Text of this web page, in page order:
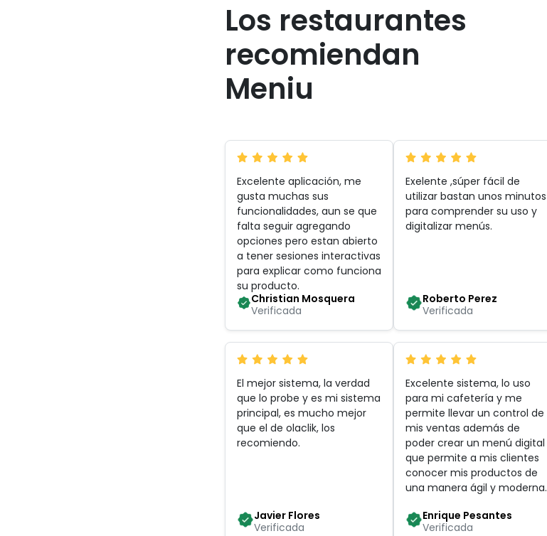
Los restaurantes
recomiendan
Meniu
Excelente aplicación, me
gusta muchas sus
funcionalidades, aun se que
falta seguir agregando
opciones pero estan abierto
a tener sesiones interactivas
para explicar como funciona
su producto.
Christian Mosquera
Verificada
Exelente ,súper fácil de
utilizar bastan unos minutos
para comprender su uso y
digitalizar menús.
Roberto Perez
Verificada
El mejor sistema, la verdad
que lo probe y es mi sistema
principal, es mucho mejor
que el de olaclik, los
recomiendo.
Javier Flores
Verificada
Excelente sistema, lo uso
para mi cafetería y me
permite llevar un control de
mis ventas además de
poder crear un menú digital
que permite a mis clientes
conocer mis productos de
una manera ágil y moderna.
Enrique Pesantes
Verificada